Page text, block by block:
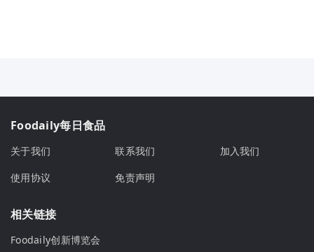
Foodaily每日食品
关于我们 联系我们
加入我们
使用协议
免责声明
相关链接
Foodaily创新博览会